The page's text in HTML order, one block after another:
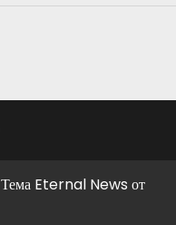
Тема Eternal News от